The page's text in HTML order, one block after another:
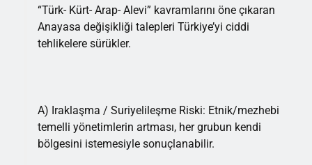
“Türk- Kürt- Arap- Alevi” kavramlarını öne çıkaran
Anayasa değişikliği talepleri Türkiye’yi ciddi
tehlikelere sürükler.
A) Iraklaşma / Suriyelileşme Riski: Etnik/mezhebi
temelli yönetimlerin artması, her grubun kendi
bölgesini istemesiyle sonuçlanabilir.